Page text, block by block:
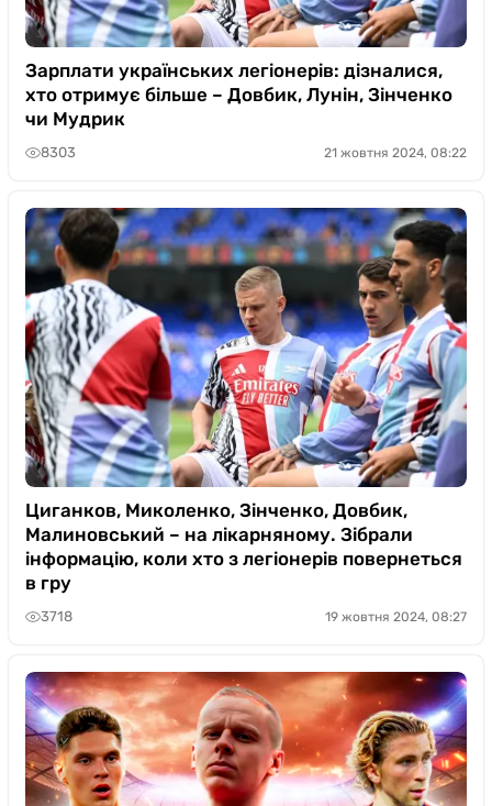
Зарплати українських легіонерів: дізналися,
хто отримує більше – Довбик, Лунін, Зінченко
чи Мудрик
8303 21 жовтня 2024, 08:22
Циганков, Миколенко, Зінченко, Довбик,
Малиновський – на лікарняному. Зібрали
інформацію, коли хто з легіонерів повернеться
в гру
3718 19 жовтня 2024, 08:27